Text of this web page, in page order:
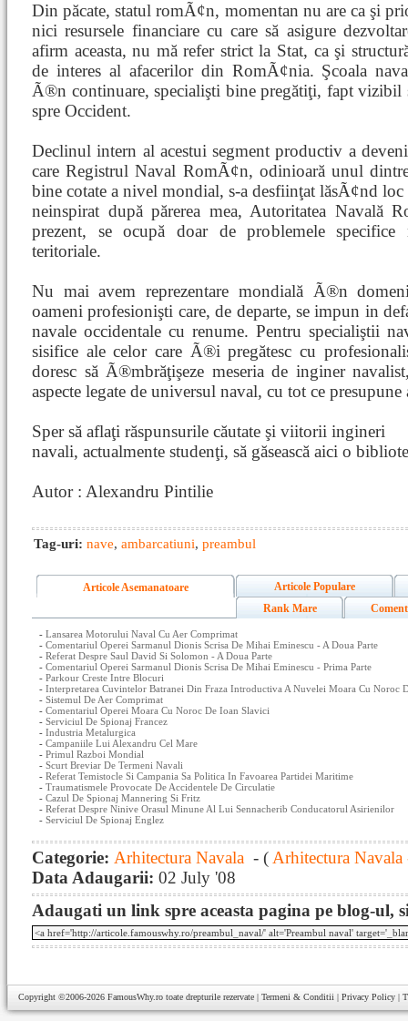
Din păcate, statul romÃ¢n, momentan nu are ca şi
nici resursele financiare cu care să asigure
afirm aceasta, nu mă refer strict la Stat, ca şi
de interes al afacerilor din RomÃ¢nia. Şcoala
Ã®n continuare, specialişti bine pregătiţi, fapt vizibil
spre Occident.
Declinul intern al acestui segment productiv a
care Registrul Naval RomÃ¢n, odinioară unul
bine cotate a nivel mondial, s-a desfiinţat lăsÃ¢nd
neinspirat după părerea mea, Autoritatea Navală
prezent, se ocupă doar de problemele
teritoriale.
Nu mai avem reprezentare mondială Ã®n
oameni profesionişti care, de departe, se impun in
navale occidentale cu renume. Pentru specialiştii
sisifice ale celor care Ã®i pregătesc cu
doresc să Ã®mbrăţişeze meseria de inginer
aspecte legate de universul naval, cu tot ce presupune
Sper să aflaţi răspunsurile căutate şi viitorii ingineri
navali, actualmente studenţi, să găsească aici o
Autor : Alexandru Pintilie
Tag-uri: nave, ambarcatiuni, preambul
Articole Asemanatoare
Articole Populare
Rank Mare
- Lansarea Motorului Naval Cu Aer Comprimat
- Comentariul Operei Sarmanul Dionis Scrisa De Mihai Eminescu - A Doua Parte
- Referat Despre Saul David Si Solomon - A Doua Parte
- Comentariul Operei Sarmanul Dionis Scrisa De Mihai Eminescu - Prima Parte
- Parkour Creste Intre Blocuri
- Interpretarea Cuvintelor Batranei Din Fraza Introductiva A Nuvelei Moara Cu Noroc
- Sistemul De Aer Comprimat
- Comentariul Operei Moara Cu Noroc De Ioan Slavici
- Serviciul De Spionaj Francez
- Industria Metalurgica
- Campaniile Lui Alexandru Cel Mare
- Primul Razboi Mondial
- Scurt Breviar De Termeni Navali
- Referat Temistocle Si Campania Sa Politica In Favoarea Partidei Maritime
- Traumatismele Provocate De Accidentele De Circulatie
- Cazul De Spionaj Mannering Si Fritz
- Referat Despre Ninive Orasul Minune Al Lui Sennacherib Conducatorul Asirienilor
- Serviciul De Spionaj Englez
Categorie: Arhitectura Navala - ( Arhitectura
Data Adaugarii: 02 July '08
Adaugati un link spre aceasta pagina pe blog-ul,
Copyright ©2006-2026 FamousWhy.ro toate drepturile rezervate | Termeni & Conditii | Privacy Policy |